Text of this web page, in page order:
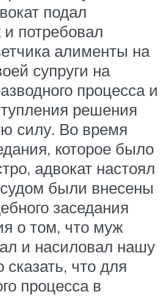
подал
потребовал
алименты на
супруги на
процесса и
решения
силу. Во время
которое было
адвокат настоял
были внесены
заседания
о том, что муж
и насиловал нашу
сказать, что для
процесса в